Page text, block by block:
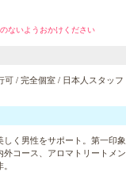
ないようおかけください
/ 完全個室 / 日本人スタッフ
く男性をサポート。第一印象
コース、アロマトリートメン